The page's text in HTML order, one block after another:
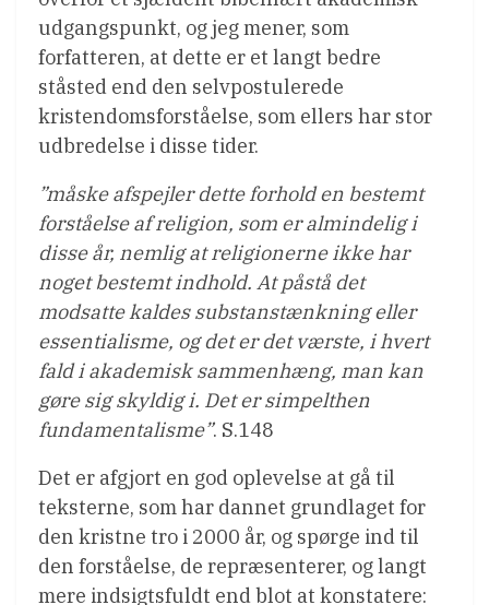
udgangspunkt, og jeg mener, som
forfatteren, at dette er et langt bedre
ståsted end den selvpostulerede
kristendomsforståelse, som ellers har stor
udbredelse i disse tider.
”måske afspejler dette forhold en bestemt
forståelse af religion, som er almindelig i
disse år, nemlig at religionerne ikke har
noget bestemt indhold. At påstå det
modsatte kaldes substanstænkning eller
essentialisme, og det er det værste, i hvert
fald i akademisk sammenhæng, man kan
gøre sig skyldig i. Det er simpelthen
fundamentalisme”. S.148
Det er afgjort en god oplevelse at gå til
teksterne, som har dannet grundlaget for
den kristne tro i 2000 år, og spørge ind til
den forståelse, de repræsenterer, og langt
mere indsigtsfuldt end blot at konstatere: